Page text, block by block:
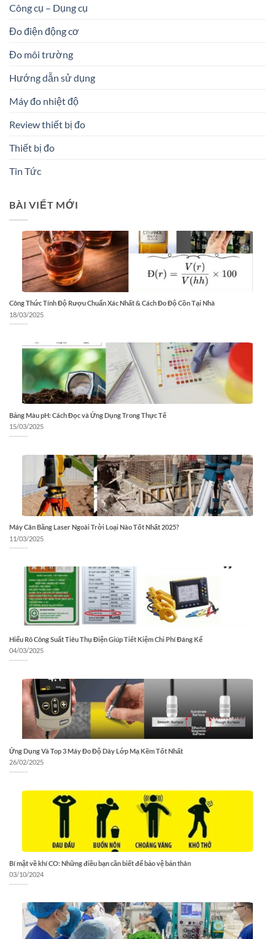
Công cụ – Dụng cụ
Đo điện động cơ
Đo môi trường
Hướng dẫn sử dụng
Máy đo nhiệt độ
Review thiết bị đo
Thiết bị đo
Tin Tức
BÀI VIẾT MỚI
Công Thức Tính Độ Rượu Chuẩn Xác Nhất & Cách Đo Độ Cồn Tại Nhà
18/03/2025
Bảng Màu pH: Cách Đọc và Ứng Dụng Trong Thực Tế
15/03/2025
Máy Cân Bằng Laser Ngoài Trời Loại Nào Tốt Nhất 2025?
11/03/2025
Hiểu Rõ Công Suất Tiêu Thụ Điện Giúp Tiết Kiệm Chi Phí Đáng Kể
04/03/2025
Ứng Dụng Và Top 3 Máy Đo Độ Dày Lớp Mạ Kẽm Tốt Nhất
26/02/2025
Bí mật về khí CO: Những điều bạn cần biết để bảo vệ bản thân
03/10/2024